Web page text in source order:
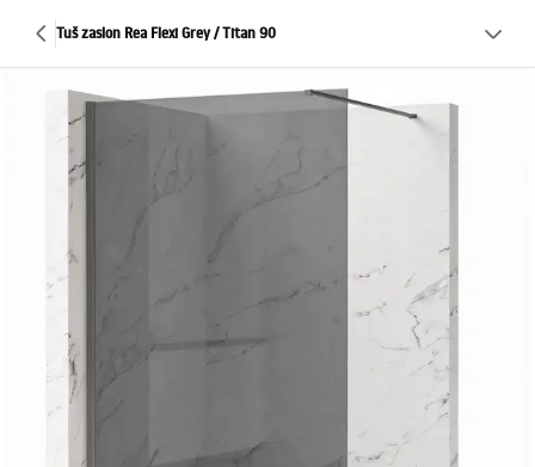
Tuš zaslon Rea Flexi Grey / Titan 90